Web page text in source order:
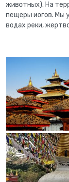
животных). На
пещеры иогов. Мы
водах реки,